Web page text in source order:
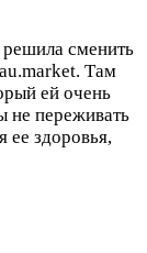
сменить
Там
ей очень
не переживать
ее здоровья,